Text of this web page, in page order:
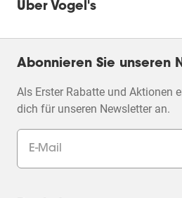
Über Vogel's
Abonnieren Sie unseren
Als Erster Rabatte und Aktionen
dich für unseren Newsletter an.